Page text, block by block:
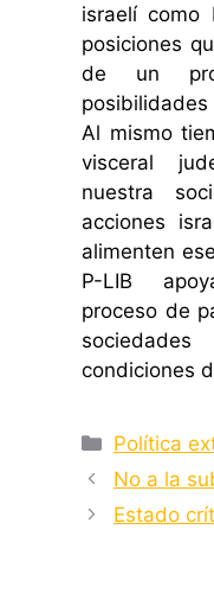
israelí como
posiciones
de un
Al mismo
visceral
nuestra
acciones
alimenten
P-LIB
proceso de
condiciones
Categorías
Política
No a la
Estado